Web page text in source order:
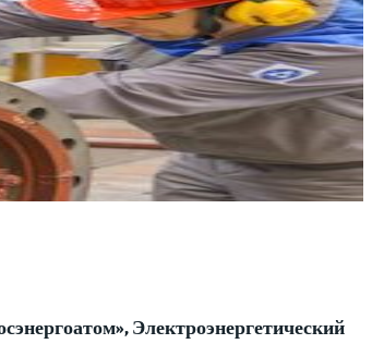
Электроэнергетический